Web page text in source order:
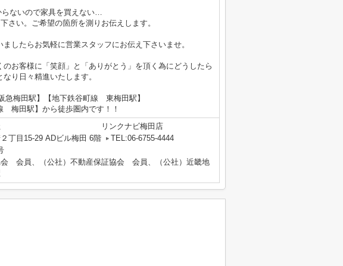
ないので家具を買えない…
い。ご希望の箇所を測りお伝えします。
したらお気軽に営業スタッフにお伝え下さいませ。
のお客様に「笑顔」と「ありがとう」を頂く為にどうしたら
り日々精進いたします。
急梅田駅】【地下鉄谷町線 東梅田駅】
駅】から徒歩圏内です！！
株式会社 リンクナビ梅田店
丁目15-29 ADビル梅田 6階
TEL:06-6755-4444
会 会員、（公社）不動産保証協会 会員、（公社）近畿地